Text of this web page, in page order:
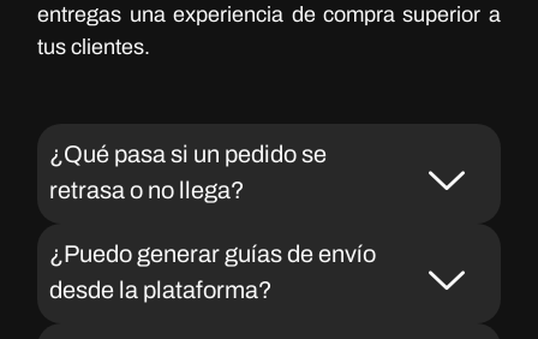
entregas una experiencia de compra superior a
tus clientes.
¿Qué pasa si un pedido se
retrasa o no llega?
¿Puedo generar guías de envío
desde la plataforma?